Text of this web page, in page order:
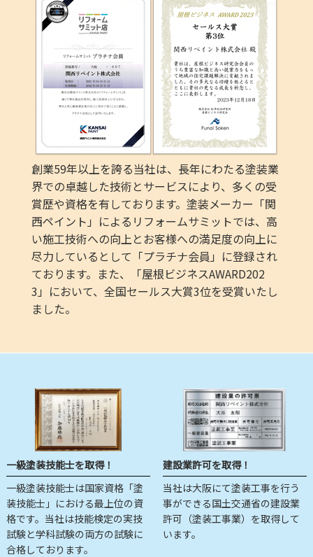
創業59年以上を誇る当社は、長年にわたる塗装業
界での卓越した技術とサービスにより、多くの受
賞歴や資格を有しております。塗装メーカー「関
西ペイント」によるリフォームサミットでは、高
い施工技術への向上とお客様への満足度の向上に
尽力しているとして「プラチナ会員」に登録され
ております。また、「屋根ビジネスAWARD202
3」において、全国セールス大賞3位を受賞いたし
ました。
一級塗装技能士を取得！
一級塗装技能士は国家資格「塗
装技能士」における最上位の資
格です。当社は技能検定の実技
試験と学科試験の両方の試験に
合格しております。
建設業許可を取得！
当社は大阪にて塗装工事を行う
事ができる国土交通省の建設業
許可（塗装工事業）を取得して
います。